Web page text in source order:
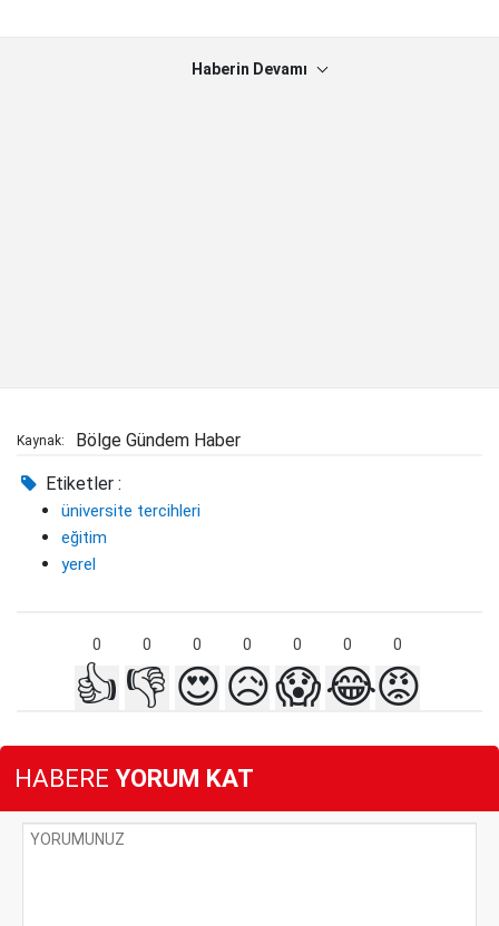
Haberin Devamı
Kaynak: Bölge Gündem Haber
Etiketler :
üniversite tercihleri
eğitim
yerel
0 0 0 0 0 0 0
👍 👎 😍😥😱😂😡
HABERE YORUM KAT